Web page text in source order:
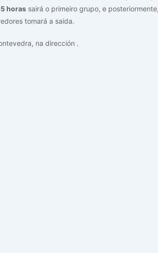
horas sairá o primeiro grupo, e
tomará a saída.
na dirección .